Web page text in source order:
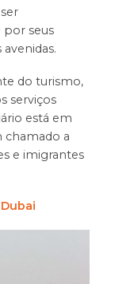
seus
do turismo,
serviços
está em
chamado a
e imigrantes